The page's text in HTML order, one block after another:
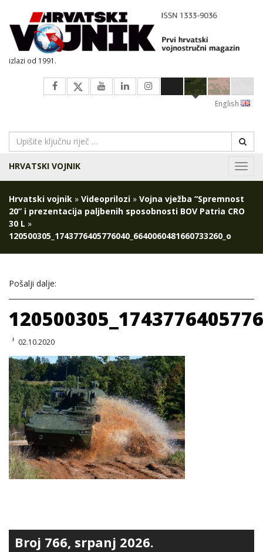
izlazi od 1991.
English
HRVATSKI VOJNIK
Hrvatski vojnik » Videoprilozi » Vojna vježba “Spremnost
20” i prezentacija paljbenih sposobnosti BOV Patria CRO
30 L »
120500305_1743776405776040_6640060481660733260_o
Pošalji dalje:
02.10.2020
Broj 766, srpanj 2026.